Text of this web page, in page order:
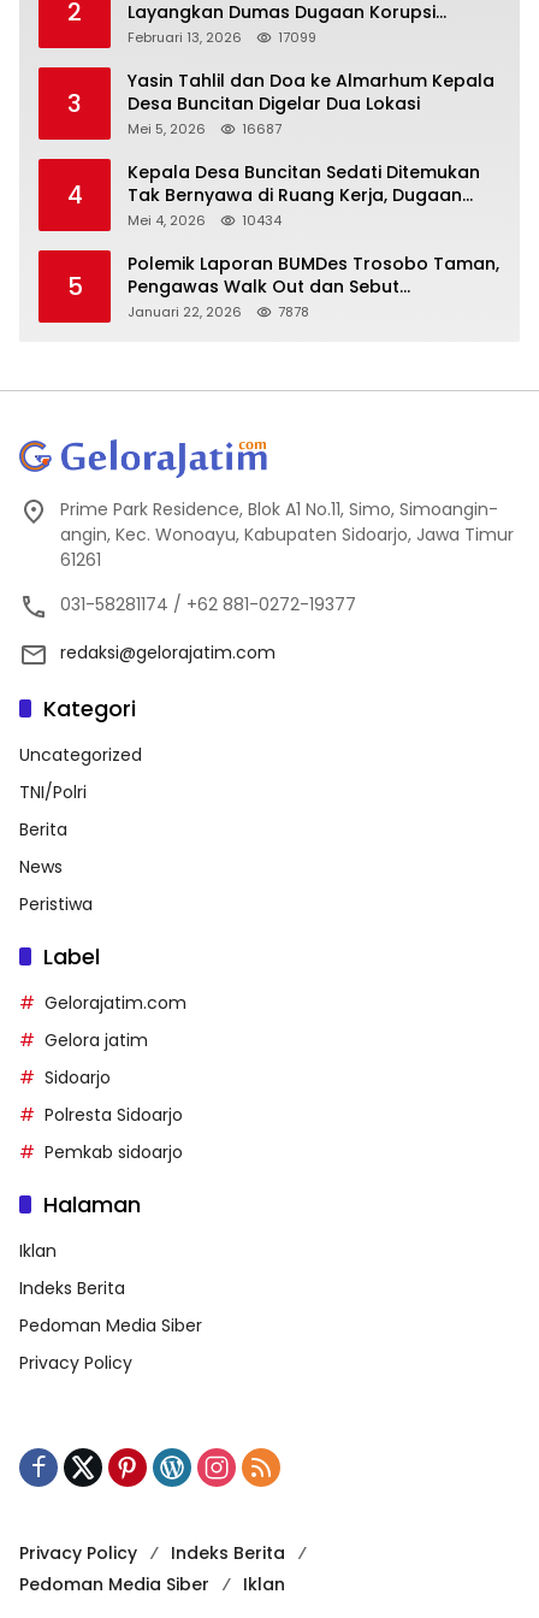
2
Layangkan Dumas Dugaan Korupsi
Oknum DPRD Sidoarjo ke Kapolri
Februari 13, 2026 17099
3
Yasin Tahlil dan Doa ke Almarhum Kepala
Desa Buncitan Digelar Dua Lokasi
Mei 5, 2026 16687
4
Kepala Desa Buncitan Sedati Ditemukan
Tak Bernyawa di Ruang Kerja, Dugaan
Bunuh Diri Menguat
Mei 4, 2026 10434
5
Polemik Laporan BUMDes Trosobo Taman,
Pengawas Walk Out dan Sebut
Kejanggalan
Januari 22, 2026 7878
Prime Park Residence, Blok A1 No.11, Simo, Simoangin-
angin, Kec. Wonoayu, Kabupaten Sidoarjo, Jawa Timur
61261
031-58281174 / +62 881-0272-19377
redaksi@gelorajatim.com
Kategori
Uncategorized
TNI/Polri
Berita
News
Peristiwa
Label
Gelorajatim.com
Gelora jatim
Sidoarjo
Polresta Sidoarjo
Pemkab sidoarjo
Halaman
Iklan
Indeks Berita
Pedoman Media Siber
Privacy Policy
Privacy Policy
Indeks Berita
Pedoman Media Siber
Iklan